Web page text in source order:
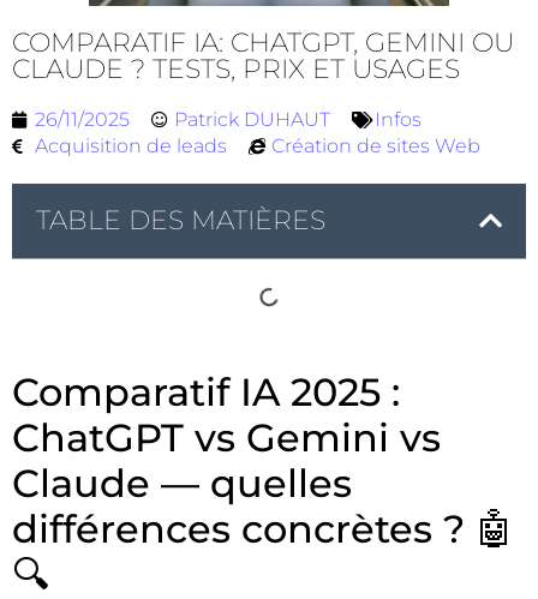
COMPARATIF IA: CHATGPT, GEMINI OU
CLAUDE ? TESTS, PRIX ET USAGES
26/11/2025 Patrick DUHAUT
Infos
Acquisition de leads
Création de sites Web
TABLE DES MATIÈRES
Comparatif IA 2025 :
ChatGPT vs Gemini vs
Claude — quelles
différences concrètes ? 🤖
🔍